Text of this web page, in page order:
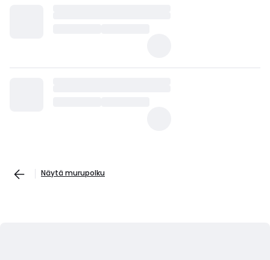
Näytä murupolku